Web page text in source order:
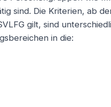
sind. Die Kriterien, ab
gilt, sind
in die: